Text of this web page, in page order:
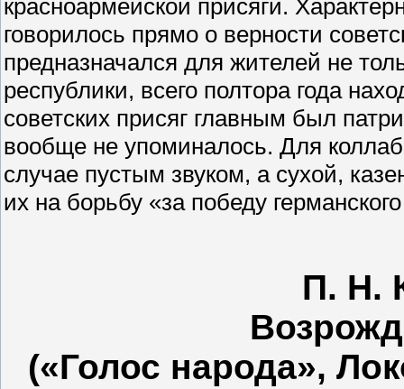
красноармейской присяги.
говорилось прямо о верности
предназначался для жителей не
республики, всего полтора года
советских присяг главным был
вообще не упоминалось. Для
случае пустым звуком, а сухой,
их на борьбу «за победу
П. Н.
(«Голос народа»,